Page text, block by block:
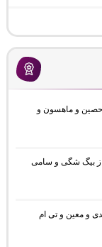
حصین و ماهسون و
از بیگ شگی و سامی
و معین و تی ام